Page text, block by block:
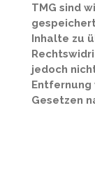
TMG sind
Inhalte zu
jedoch
Entfernung
Gesetzen